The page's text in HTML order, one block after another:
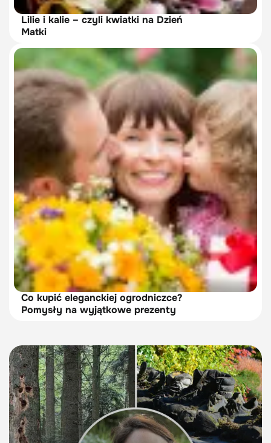
Lilie i kalie – czyli kwiatki na Dzień
Matki
Co kupić eleganckiej ogrodniczce?
Pomysły na wyjątkowe prezenty